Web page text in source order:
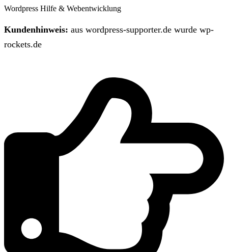
Wordpress Hilfe & Webentwicklung
Kundenhinweis: aus wordpress-supporter.de wurde wp-
rockets.de